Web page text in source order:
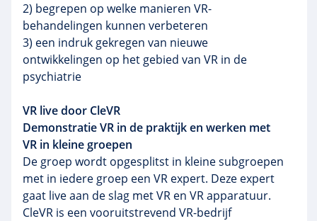
2) begrepen op welke manieren VR-
behandelingen kunnen verbeteren
3) een indruk gekregen van nieuwe
ontwikkelingen op het gebied van VR in de
psychiatrie
VR live door CleVR
Demonstratie VR in de praktijk en werken met
VR in kleine groepen
De groep wordt opgesplitst in kleine subgroepen
met in iedere groep een VR expert. Deze expert
gaat live aan de slag met VR en VR apparatuur.
CleVR is een vooruitstrevend VR-bedrijf